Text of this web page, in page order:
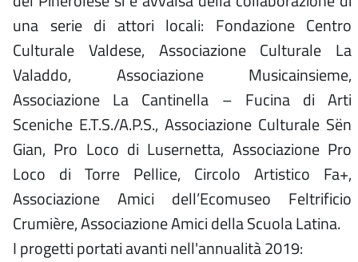
una serie di attori locali: Fondazione Centro
Culturale Valdese, Associazione Culturale La
Valaddo, Associazione Musicainsieme,
Associazione La Cantinella – Fucina di Arti
Sceniche E.T.S./A.P.S., Associazione Culturale Sën
Gian, Pro Loco di Lusernetta, Associazione Pro
Loco di Torre Pellice, Circolo Artistico Fa+,
Associazione Amici dell’Ecomuseo Feltrificio
Crumière, Associazione Amici della Scuola Latina.
I progetti portati avanti nell'annualità 2019: